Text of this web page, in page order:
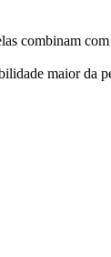
combinam
maior da